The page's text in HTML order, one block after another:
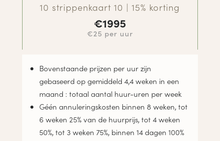
10 strippenkaart 10 | 15% korting
€1995
€25 per uur
Bovenstaande prijzen per uur zijn
gebaseerd op gemiddeld 4,4 weken in een
maand : totaal aantal huur-uren per week
Géén annuleringskosten binnen 8 weken, tot
6 weken 25% van de huurprijs, tot 4 weken
50%, tot 3 weken 75%, binnen 14 dagen 100%